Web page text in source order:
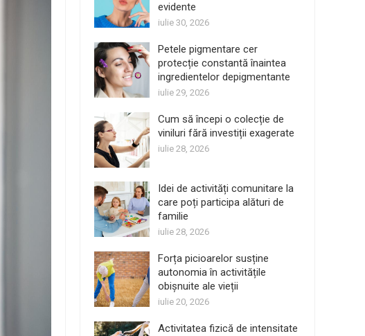
evidente
iulie 30, 2026
Petele pigmentare cer
protecție constantă înaintea
ingredientelor depigmentante
iulie 29, 2026
Cum să începi o colecție de
viniluri fără investiții exagerate
iulie 28, 2026
Idei de activități comunitare la
care poți participa alături de
familie
iulie 28, 2026
Forța picioarelor susține
autonomia în activitățile
obișnuite ale vieții
iulie 20, 2026
Activitatea fizică de intensitate